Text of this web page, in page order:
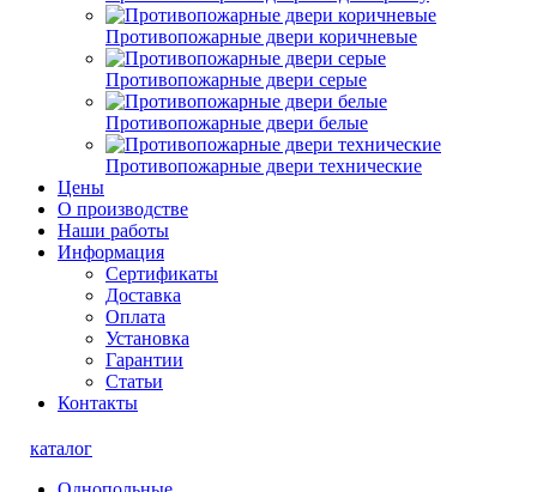
Противопожарные двери коричневые
Противопожарные двери серые
Противопожарные двери белые
Противопожарные двери технические
Цены
О производстве
Наши работы
Информация
Сертификаты
Доставка
Оплата
Установка
Гарантии
Статьи
Контакты
каталог